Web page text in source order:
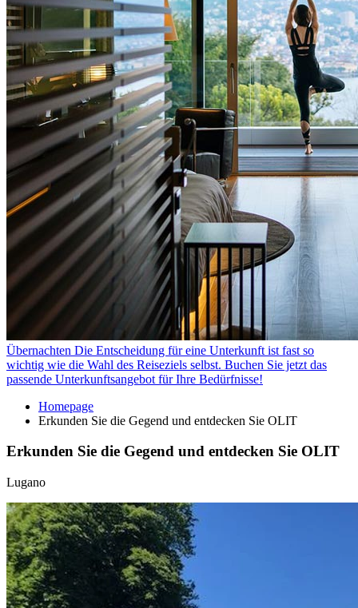
Übernachten Die Entscheidung für eine Unterkunft ist fast so
wichtig wie die Wahl des Reiseziels selbst. Buchen Sie jetzt das
passende Unterkunftsangebot für Ihre Bedürfnisse!
Homepage
Erkunden Sie die Gegend und entdecken Sie OLIT
Erkunden Sie die Gegend und entdecken Sie OLIT
Lugano